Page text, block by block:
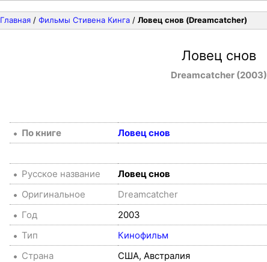
Главная / Фильмы Стивена Кинга / Ловец снов (Dreamcatcher)
Ловец снов
Dreamcatcher (2003)
По книге Ловец снов
Русское название
Ловец снов
Оригинальное
Dreamcatcher
Год
2003
Тип
Кинофильм
Страна
США, Австралия